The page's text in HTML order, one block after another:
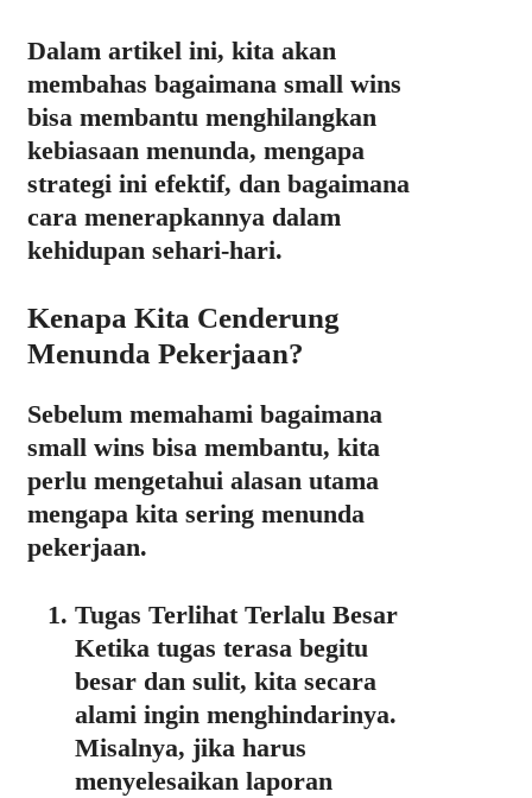
Dalam artikel ini, kita akan
membahas bagaimana small wins
bisa membantu menghilangkan
kebiasaan menunda, mengapa
strategi ini efektif, dan bagaimana
cara menerapkannya dalam
kehidupan sehari-hari.
Kenapa Kita Cenderung
Menunda Pekerjaan?
Sebelum memahami bagaimana
small wins bisa membantu, kita
perlu mengetahui alasan utama
mengapa kita sering menunda
pekerjaan.
Tugas Terlihat Terlalu Besar
Ketika tugas terasa begitu
besar dan sulit, kita secara
alami ingin menghindarinya.
Misalnya, jika harus
menyelesaikan laporan